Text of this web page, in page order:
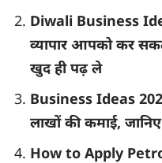
Diwali Business
व्यापार आपको कर
खुद ही पढ़ ले
Business Ideas
लाखों की कमाई,
How to Apply